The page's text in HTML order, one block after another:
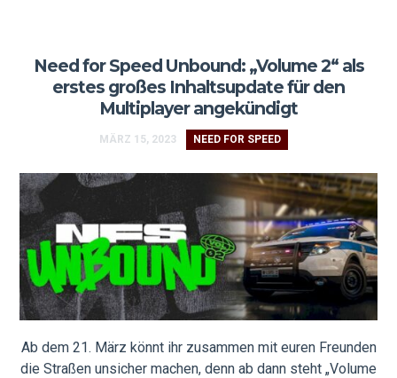
Need for Speed Unbound: „Volume 2“ als
erstes großes Inhaltsupdate für den
Multiplayer angekündigt
MÄRZ 15, 2023 NEED FOR SPEED
Ab dem 21. März könnt ihr zusammen mit euren Freunden
die Straßen unsicher machen, denn ab dann steht „Volume